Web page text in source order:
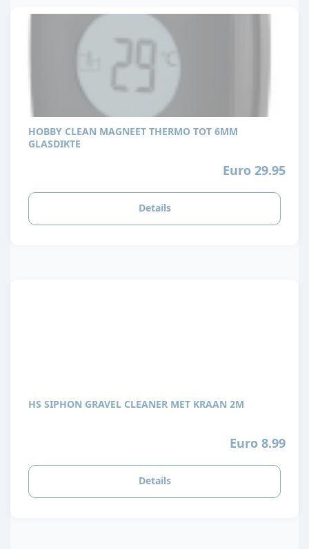
HOBBY CLEAN MAGNEET THERMO TOT 6MM
GLASDIKTE
Euro 29.95
Details
HS SIPHON GRAVEL CLEANER MET KRAAN 2M
Euro 8.99
Details